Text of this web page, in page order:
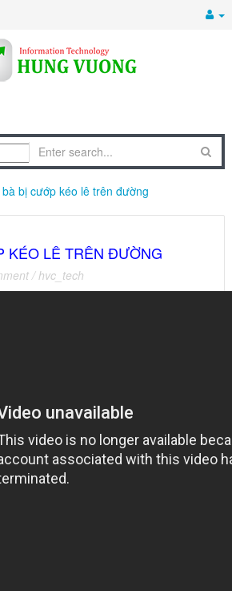
bị cướp kéo lê trên đường
KÉO LÊ TRÊN ĐƯỜNG
/hvc_tech